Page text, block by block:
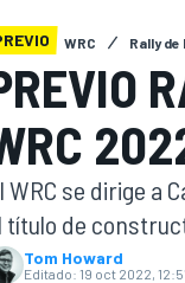
WRC Rally de
WRC se dirige a
título de
Tom Howard
Editado: 19 oct 2022,